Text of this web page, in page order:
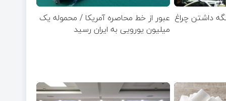
داشتن چراغ عبور از خط محاصره آمریکا / محموله یک
میلیون یورویی به ایران رسید